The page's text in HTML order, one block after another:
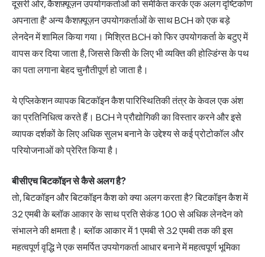
दूसरी ओर, कैशफ़्यूज़न उपयोगकर्ताओं को समेकित करके एक अलग दृष्टिकोण
अपनाता है' अन्य कैशफ़्यूज़न उपयोगकर्ताओं के साथ BCH को एक बड़े
लेनदेन में शामिल किया गया। मिश्रित BCH को फिर उपयोगकर्ता के बटुए में
वापस कर दिया जाता है, जिससे किसी के लिए भी व्यक्ति की होल्डिंग्स के पथ
का पता लगाना बेहद चुनौतीपूर्ण हो जाता है।
ये एप्लिकेशन व्यापक बिटकॉइन कैश पारिस्थितिकी तंत्र के केवल एक अंश
का प्रतिनिधित्व करते हैं। BCH ने प्रौद्योगिकी का विस्तार करने और इसे
व्यापक दर्शकों के लिए अधिक सुलभ बनाने के उद्देश्य से कई प्रोटोकॉल और
परियोजनाओं को प्रेरित किया है।
बीसीएच बिटकॉइन से कैसे अलग है?
तो, बिटकॉइन और बिटकॉइन कैश को क्या अलग करता है? बिटकॉइन कैश में
32 एमबी के ब्लॉक आकार के साथ प्रति सेकंड 100 से अधिक लेनदेन को
संभालने की क्षमता है। ब्लॉक आकार में 1 एमबी से 32 एमबी तक की इस
महत्वपूर्ण वृद्धि ने एक समर्पित उपयोगकर्ता आधार बनाने में महत्वपूर्ण भूमिका